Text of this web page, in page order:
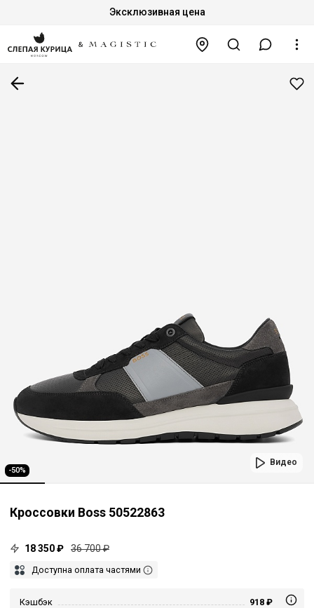
Эксклюзивная цена
-50%
Видео
Кроссовки Boss 50522863
18 350 ₽ 36 700 ₽
Доступна оплата частями
Кэшбэк
918 ₽